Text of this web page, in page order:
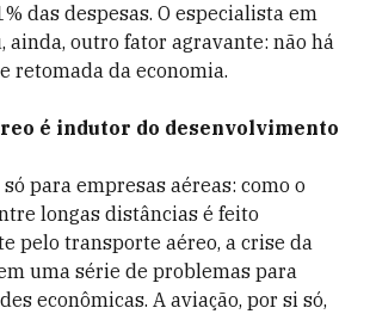
das despesas. O especialista em
ainda, outro fator agravante: não há
retomada da economia.
é indutor do desenvolvimento
para empresas aéreas: como o
longas distâncias é feito
pelo transporte aéreo, a crise da
uma série de problemas para
econômicas. A aviação, por si só,